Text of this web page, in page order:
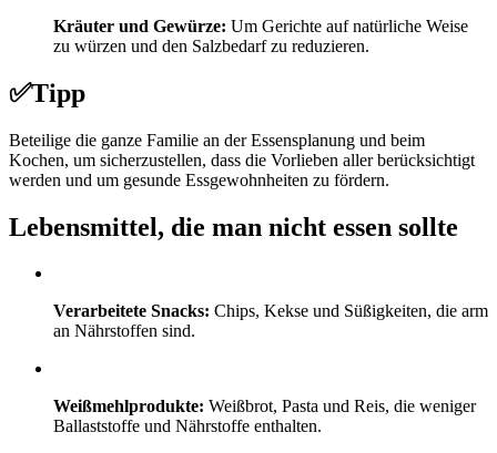
Kräuter und Gewürze: Um Gerichte auf natürliche Weise
zu würzen und den Salzbedarf zu reduzieren.
✅Tipp
Beteilige die ganze Familie an der Essensplanung und beim
Kochen, um sicherzustellen, dass die Vorlieben aller berücksichtigt
werden und um gesunde Essgewohnheiten zu fördern.
Lebensmittel, die man nicht essen sollte
Verarbeitete Snacks: Chips, Kekse und Süßigkeiten, die arm
an Nährstoffen sind.
Weißmehlprodukte: Weißbrot, Pasta und Reis, die weniger
Ballaststoffe und Nährstoffe enthalten.